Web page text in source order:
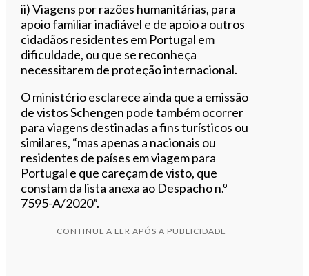
ii) Viagens por razões humanitárias, para
apoio familiar inadiável e de apoio a outros
cidadãos residentes em Portugal em
dificuldade, ou que se reconheça
necessitarem de proteção internacional.
O ministério esclarece ainda que a emissão
de vistos Schengen pode também ocorrer
para viagens destinadas a fins turísticos ou
similares, “mas apenas a nacionais ou
residentes de países em viagem para
Portugal e que careçam de visto, que
constam da lista anexa ao Despacho n.º
7595-A/2020”.
CONTINUE A LER APÓS A PUBLICIDADE